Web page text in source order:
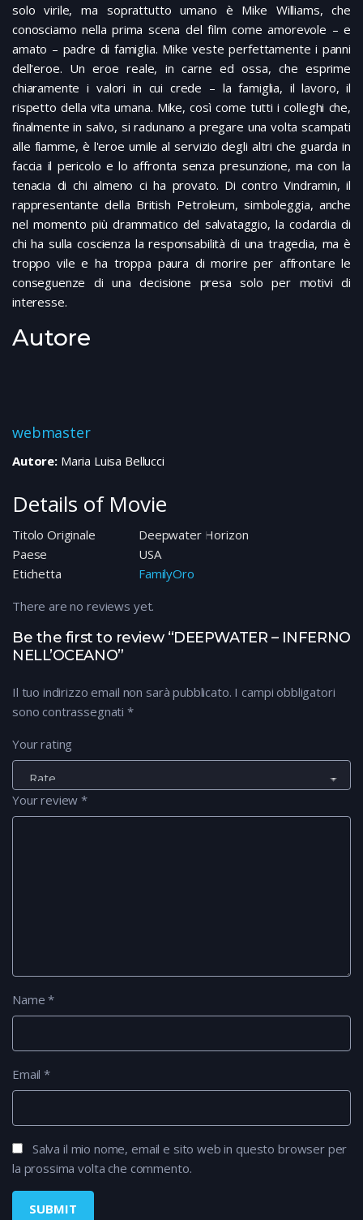
solo virile, ma soprattutto umano è Mike Williams, che
conosciamo nella prima scena del film come amorevole – e
amato – padre di famiglia. Mike veste perfettamente i panni
dell'eroe. Un eroe reale, in carne ed ossa, che esprime
chiaramente i valori in cui crede – la famiglia, il lavoro, il
rispetto della vita umana. Mike, così come tutti i colleghi che,
finalmente in salvo, si radunano a pregare una volta scampati
alle fiamme, è l'eroe umile al servizio degli altri che guarda in
faccia il pericolo e lo affronta senza presunzione, ma con la
tenacia di chi almeno ci ha provato. Di contro Vindramin, il
rappresentante della British Petroleum, simboleggia, anche
nel momento più drammatico del salvataggio, la codardia di
chi ha sulla coscienza la responsabilità di una tragedia, ma è
troppo vile e ha troppa paura di morire per affrontare le
conseguenze di una decisione presa solo per motivi di
interesse.
Autore
webmaster
Autore:Maria Luisa Bellucci
Details of Movie
Titolo Originale
Deepwater Horizon
Paese
USA
Etichetta
FamilyOro
Be the first to review “DEEPWATER – INFERNO
NELL’OCEANO”
Il tuo indirizzo email non sarà pubblicato. I campi obbligatori
sono contrassegnati *
Your rating
Your review*
Name*
Email*
Salva il mio nome, email e sito web in questo browser per
la prossima volta che commento.
There are no reviews yet.